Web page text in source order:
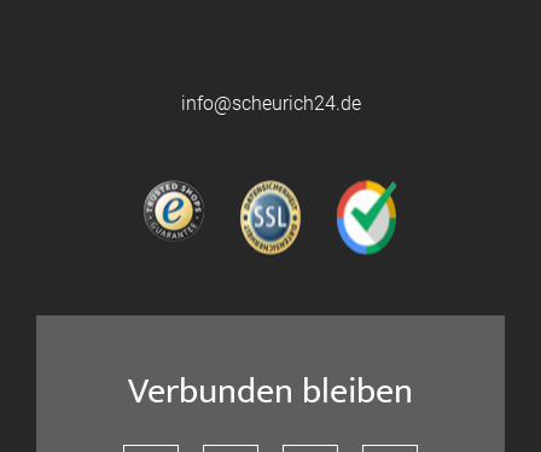
info@scheurich24.de
Verbunden bleiben